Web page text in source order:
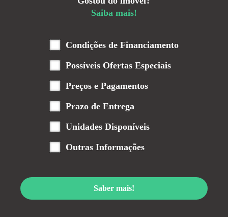
Saiba mais!
Condições de Financiamento
Possíveis Ofertas Especiais
Preços e Pagamentos
Prazo de Entrega
Unidades Disponíveis
Outras Informações
Saber mais!